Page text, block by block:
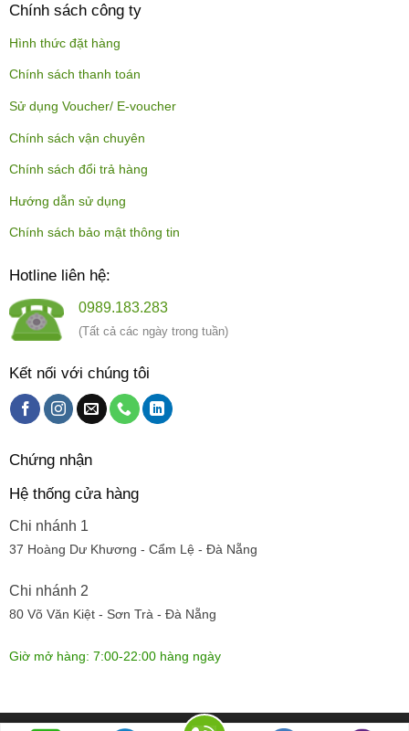
Chính sách công ty
Hình thức đặt hàng
Chính sách thanh toán
Sử dụng Voucher/ E-voucher
Chính sách vận chuyên
Chính sách đổi trả hàng
Hướng dẫn sử dụng
Chính sách bảo mật thông tin
Hotline liên hệ:
0989.183.283
(Tất cả các ngày trong tuần)
Kết nối với chúng tôi
Chứng nhận
Hệ thống cửa hàng
Chi nhánh 1
37 Hoàng Dư Khương - Cẩm Lệ - Đà Nẵng
Chi nhánh 2
80 Võ Văn Kiệt - Sơn Trà - Đà Nẵng
Giờ mở hàng: 7:00-22:00 hàng ngày